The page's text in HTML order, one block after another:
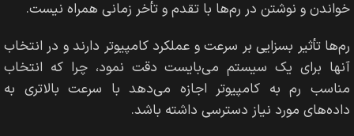
خواندن و نوشتن در رم‌ها با تقدم و تأخر زمانی همراه نیست.
رم‌ها تأثیر بسزایی بر سرعت و عملکرد کامپیوتر دارند و در انتخاب
آنها برای یک سیستم می‌بایست دقت نمود، چرا که انتخاب
مناسب رم به کامپیوتر اجازه می‌دهد ‌با سرعت بالا‌تری به
داده‌های مورد نیاز دسترسی داشته باشد.